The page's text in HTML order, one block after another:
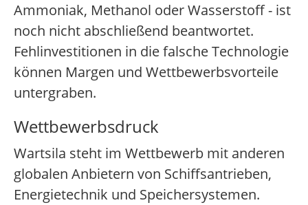
Ammoniak, Methanol oder Wasserstoff - ist
noch nicht abschließend beantwortet.
Fehlinvestitionen in die falsche Technologie
können Margen und Wettbewerbsvorteile
untergraben.
Wettbewerbsdruck
Wartsila steht im Wettbewerb mit anderen
globalen Anbietern von Schiffsantrieben,
Energietechnik und Speichersystemen.